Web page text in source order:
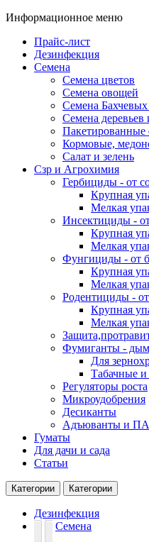
Информационное меню
Прайс-лист
Дезинфекция
Семена
Семена цветов
Семена овощей
Семена
Семена деревьев
Пакетированные
Кормовые,
Салат и зелень
Сзр и Агрохимия
Гербициды - от
Крупная
Мелкая
Инсектициды -
Крупная
Мелкая
Фунгициды - от
Крупная
Мелкая
Родентициды -
Крупная
Мелкая
Фумиганты -
Для
Табачные
Регуляторы роста
Микроудобрения
Десиканты
Адъюванты и
Гуматы
Для дачи и сада
Статьи
Категории Категории
Дезинфекция
Семена